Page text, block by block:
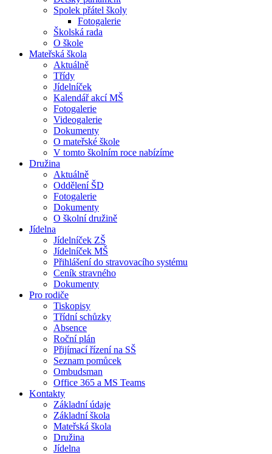
Spolek přátel školy
Fotogalerie
Školská rada
O škole
Mateřská škola
Aktuálně
Třídy
Jídelníček
Kalendář akcí MŠ
Fotogalerie
Videogalerie
Dokumenty
O mateřské škole
V tomto školním roce nabízíme
Družina
Aktuálně
Oddělení ŠD
Fotogalerie
Dokumenty
O školní družině
Jídelna
Jídelníček ZŠ
Jídelníček MŠ
Přihlášení do stravovacího systému
Ceník stravného
Dokumenty
Pro rodiče
Tiskopisy
Třídní schůzky
Absence
Roční plán
Přijímací řízení na SŠ
Seznam pomůcek
Ombudsman
Office 365 a MS Teams
Kontakty
Základní údaje
Základní škola
Mateřská škola
Družina
Jídelna